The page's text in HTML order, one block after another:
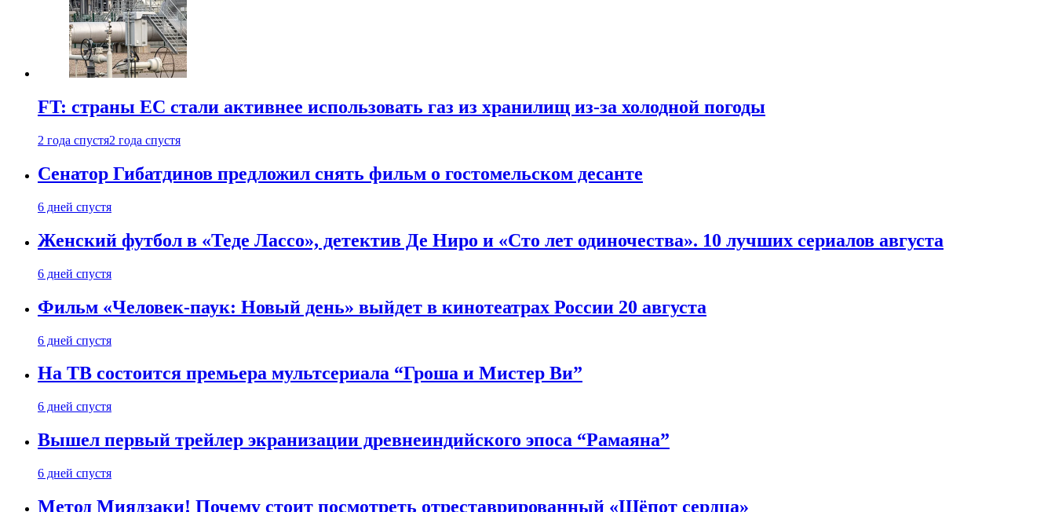
FT: страны ЕС стали активнее использовать газ из хранилищ из-за холодной погоды
2 года спустя2 года спустя
Сенатор Гибатдинов предложил снять фильм о гостомельском десанте
6 дней спустя
Женский футбол в «Теде Лассо», детектив Де Ниро и «Сто лет одиночества». 10 лучших сериалов августа
6 дней спустя
Фильм «Человек-паук: Новый день» выйдет в кинотеатрах России 20 августа
6 дней спустя
На ТВ состоится премьера мультсериала “Гроша и Мистер Ви”
6 дней спустя
Вышел первый трейлер экранизации древнеиндийского эпоса “Рамаяна”
6 дней спустя
Метод Миядзаки! Почему стоит посмотреть отреставрированный «Шёпот сердца»